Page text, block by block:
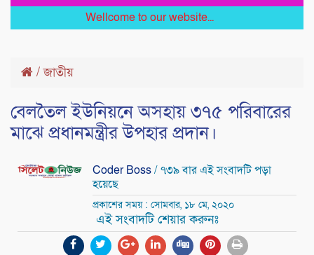
Wellcome to our website...
/জাতীয়
বেলতৈল ইউনিয়নে অসহায় ৩৭৫ পরিবারের
মাঝে প্রধানমন্ত্রীর উপহার প্রদান।
Coder Boss/ ৭৩৯ বার এই সংবাদটি পড়া
হয়েছে
প্রকাশের সময় : সোমবার, ১৮ মে, ২০২০
এই সংবাদটি শেয়ার করুনঃ